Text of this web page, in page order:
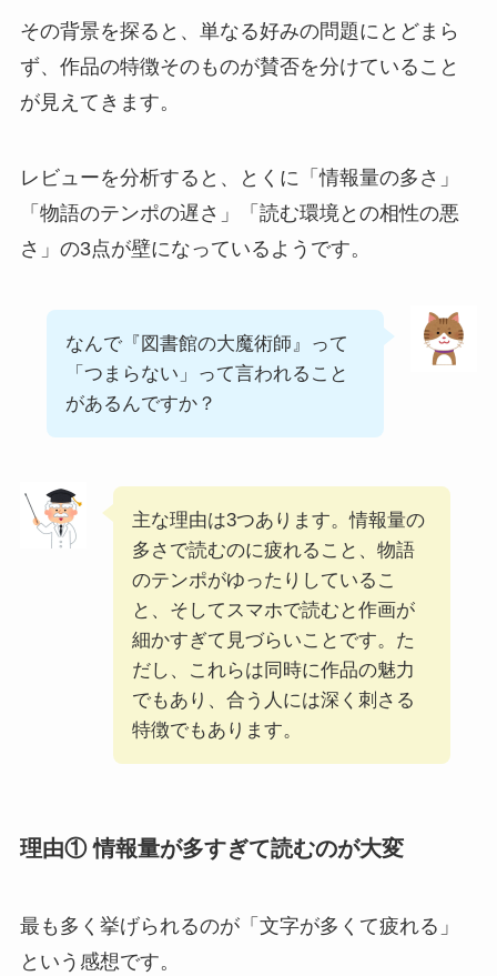
その背景を探ると、単なる好みの問題にとどまら
ず、作品の特徴そのものが賛否を分けていること
が見えてきます。
レビューを分析すると、とくに「情報量の多さ」
「物語のテンポの遅さ」「読む環境との相性の悪
さ」の3点が壁になっているようです。
なんで『図書館の大魔術師』って
「つまらない」って言われること
があるんですか？
主な理由は3つあります。情報量の
多さで読むのに疲れること、物語
のテンポがゆったりしているこ
と、そしてスマホで読むと作画が
細かすぎて見づらいことです。た
だし、これらは同時に作品の魅力
でもあり、合う人には深く刺さる
特徴でもあります。
理由① 情報量が多すぎて読むのが大変
最も多く挙げられるのが「文字が多くて疲れる」
という感想です。